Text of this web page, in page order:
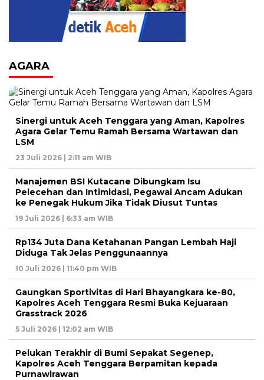
AGARA
Sinergi untuk Aceh Tenggara yang Aman, Kapolres
Agara Gelar Temu Ramah Bersama Wartawan dan
LSM
23 Juli 2026 | 2:11 am WIB
Manajemen BSI Kutacane Dibungkam Isu
Pelecehan dan Intimidasi, Pegawai Ancam Adukan
ke Penegak Hukum Jika Tidak Diusut Tuntas
19 Juli 2026 | 6:33 am WIB
Rp134 Juta Dana Ketahanan Pangan Lembah Haji
Diduga Tak Jelas Penggunaannya
10 Juli 2026 | 11:40 pm WIB
Gaungkan Sportivitas di Hari Bhayangkara ke-80,
Kapolres Aceh Tenggara Resmi Buka Kejuaraan
Grasstrack 2026
5 Juli 2026 | 12:02 am WIB
Pelukan Terakhir di Bumi Sepakat Segenep,
Kapolres Aceh Tenggara Berpamitan kepada
Purnawirawan